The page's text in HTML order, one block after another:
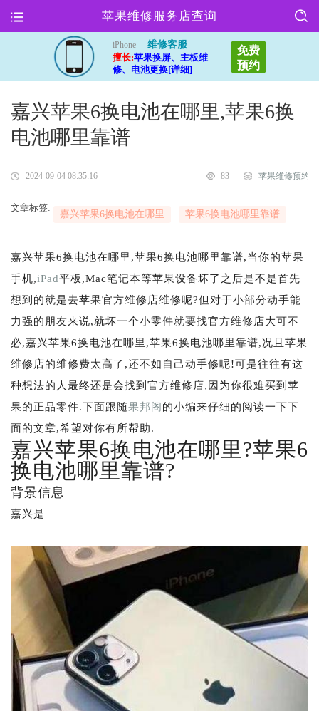
苹果维修服务店查询
iPhone
维修客服
擅长:苹果换屏、主板维
修、电池更换[详细]
免费
预约
嘉兴苹果6换电池在哪里,苹果6换
电池哪里靠谱
2024-09-04 08:35:16 83 苹果维修预约
文章标签:
嘉兴苹果6换电池在哪里 苹果6换电池哪里靠谱
嘉兴苹果6换电池在哪里,苹果6换电池哪里靠谱,当你的苹果
手机,iPad平板,Mac笔记本等苹果设备坏了之后是不是首先
想到的就是去苹果官方维修店维修呢?但对于小部分动手能
力强的朋友来说,就坏一个小零件就要找官方维修店大可不
必,嘉兴苹果6换电池在哪里,苹果6换电池哪里靠谱,况且苹果
维修店的维修费太高了,还不如自己动手修呢!可是往往有这
种想法的人最终还是会找到官方维修店,因为你很难买到苹
果的正品零件.下面跟随果邦阁 的小编来仔细的阅读一下下
面的文章,希望对你有所帮助.
嘉兴苹果6换电池在哪里?苹果6
换电池哪里靠谱?
背景信息
嘉兴是